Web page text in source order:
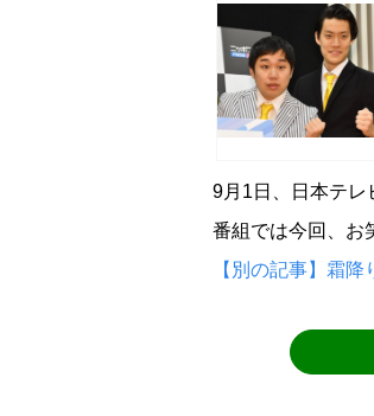
9月1日、日本テレ
番組では今回、お
【別の記事】霜